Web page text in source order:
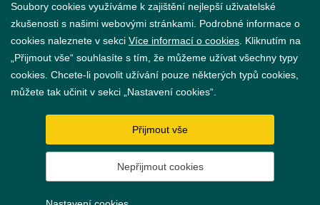
GDPR
Nastavení cookies
Soubory cookies využíváme k zajištění nejlepší uživatelské
zkušenosti s našimi webovými stránkami. Podrobné informace o
cookies naleznete v sekci Více informací o cookies . Kliknutím na
„Přijmout vše“ souhlasíte s tím, že můžeme užívat všechny typy
cookies. Chcete-li povolit užívání pouze některých typů cookies,
můžete tak učinit v sekci „Nastavení cookies“.
Přijmout vše
Nepřijmout cookies